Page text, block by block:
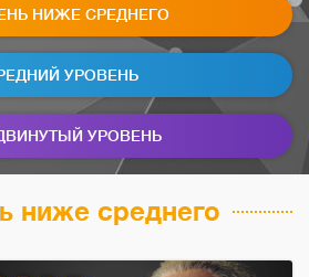
НИЖЕ СРЕДНЕГО
УРОВЕНЬ
УРОВЕНЬ
ниже среднего